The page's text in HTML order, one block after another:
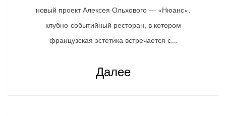
новый проект Алексея Ольхового — «Нюанс»,
клубно-событийный ресторан, в котором
французская эстетика встречается с...
Далее